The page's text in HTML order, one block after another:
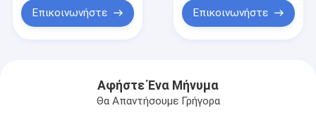
έτους
Επικοινωνήστε Επικοινωνήστε
Αφήστε Ένα Μήνυμα
Θα Απαντήσουμε Γρήγορα